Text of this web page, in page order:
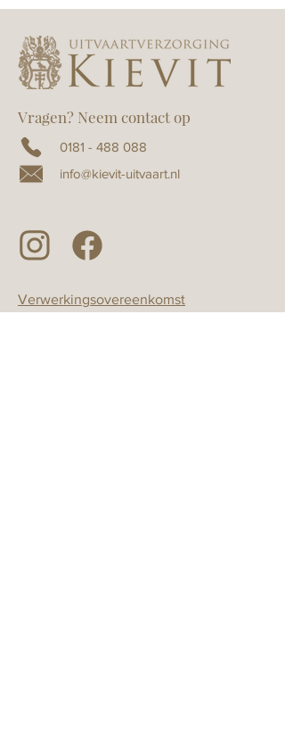
Vragen? Neem contact op
0181 - 488 088
info@kievit-uitvaart.nl
Verwerkingsovereenkomst